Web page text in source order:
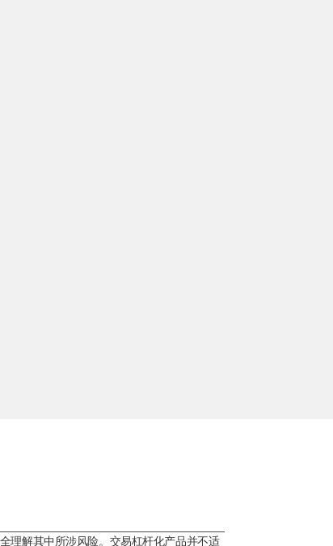
理解其中所涉风险。交易杠杆化产品并不适